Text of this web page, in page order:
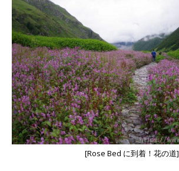
[Rose Bed に到着！花の道]